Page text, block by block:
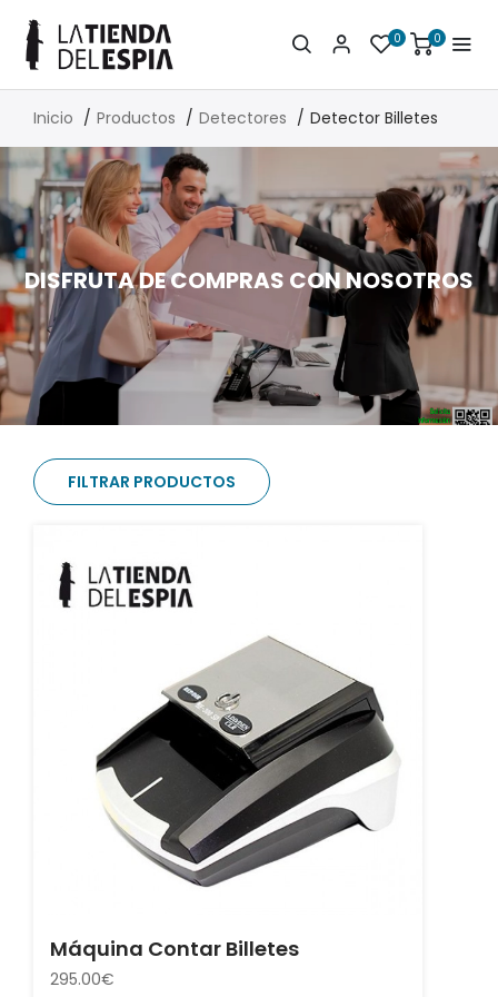
0 0
Inicio Productos Detectores Detector Billetes
DISFRUTA DE COMPRAS CON NOSOTROS
FILTRAR PRODUCTOS
Máquina Contar Billetes
295.00€